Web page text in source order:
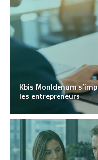
Kbis MonIdenum
les entrepreneurs